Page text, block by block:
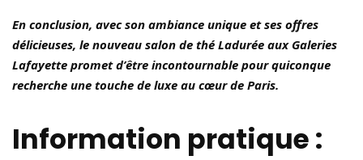
En conclusion, avec son ambiance unique et ses offres
délicieuses, le nouveau salon de thé Ladurée aux Galeries
Lafayette promet d’être incontournable pour quiconque
recherche une touche de luxe au cœur de Paris.
Information pratique :